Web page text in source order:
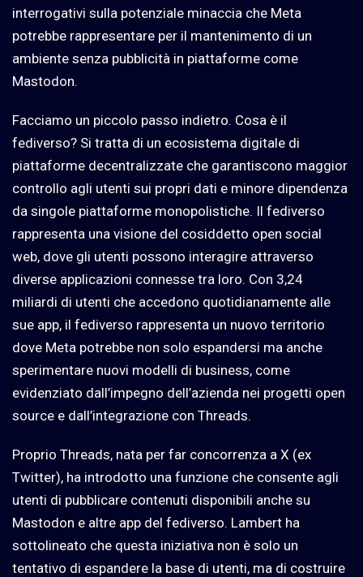
interrogativi sulla potenziale minaccia che Meta
potrebbe rappresentare per il mantenimento di un
ambiente senza pubblicità in piattaforme come
Mastodon.
Facciamo un piccolo passo indietro. Cosa è il
fediverso? Si tratta di un ecosistema digitale di
piattaforme decentralizzate che garantiscono maggior
controllo agli utenti sui propri dati e minore dipendenza
da singole piattaforme monopolistiche. Il fediverso
rappresenta una visione del cosiddetto open social
web, dove gli utenti possono interagire attraverso
diverse applicazioni connesse tra loro. Con 3,24
miliardi di utenti che accedono quotidianamente alle
sue app, il fediverso rappresenta un nuovo territorio
dove Meta potrebbe non solo espandersi ma anche
sperimentare nuovi modelli di business, come
evidenziato dall’impegno dell’azienda nei progetti open
source e dall’integrazione con Threads.
Proprio Threads, nata per far concorrenza a X (ex
Twitter), ha introdotto una funzione che consente agli
utenti di pubblicare contenuti disponibili anche su
Mastodon e altre app del fediverso. Lambert ha
sottolineato che questa iniziativa non è solo un
tentativo di espandere la base di utenti, ma di costruire